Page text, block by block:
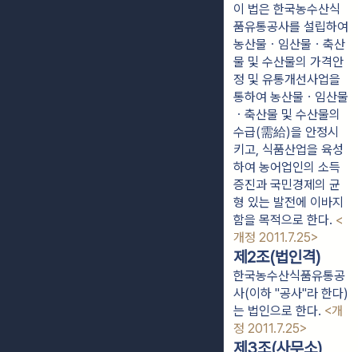
이 법은 한국농수산식
품유통공사를 설립하여
농산물ㆍ임산물ㆍ축산
물 및 수산물의 가격안
정 및 유통개선사업을
통하여 농산물ㆍ임산물
ㆍ축산물 및 수산물의
수급(需給)을 안정시
키고, 식품산업을 육성
하여 농어업인의 소득
증진과 국민경제의 균
형 있는 발전에 이바지
함을 목적으로 한다. <
개정 2011.7.25>
제2조(법인격)
한국농수산식품유통공
사(이하 "공사"라 한다)
는 법인으로 한다. <개
정 2011.7.25>
제3조(사무소)